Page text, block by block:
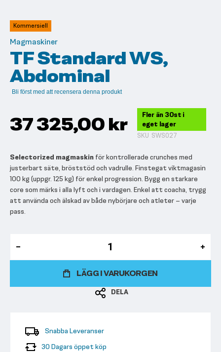
av
bildgalleriet
Kommersiell
Magmaskiner
TF Standard WS,
Abdominal
Bli först med att recensera denna produkt
37 325,00 kr
Fler än 30st i
eget lager
SKU SWS027
Selectorized magmaskin för kontrollerade crunches med
justerbart säte, bröststöd och vadrulle. Finstegat viktmagasin
100 kg (uppgr. 125 kg) för enkel progression. Bygg en starkare
core som märks i alla lyft och i vardagen. Enkel att coacha, trygg
att använda och älskad av både nybörjare och atleter – varje
pass.
LÄGG I VARUKORGEN
DELA
Snabba Leveranser
30 Dagars öppet köp